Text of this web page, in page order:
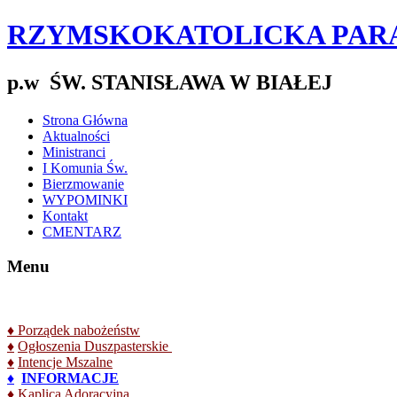
RZYMSKOKATOLICKA
p.w ŚW. STANISŁAWA W BIAŁEJ
Strona Główna
Aktualności
Ministranci
I Komunia Św.
Bierzmowanie
WYPOMINKI
Kontakt
CMENTARZ
Menu
♦ Porządek nabożeństw
♦ Ogłoszenia Duszpasterskie
♦ Intencje Mszalne
♦ INFORMACJE